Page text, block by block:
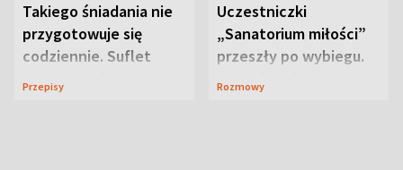
Takiego śniadania nie
przygotowuje się
codziennie. Suflet
serowy zachwyca
Przepisy
Uczestniczki
„Sanatorium miłości”
przeszły po wybiegu.
Te stylizacje
Rozmowy